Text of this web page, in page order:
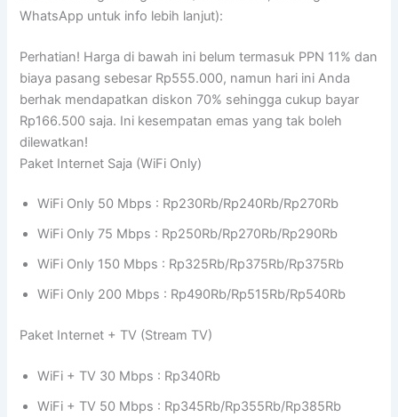
WhatsApp untuk info lebih lanjut):
Perhatian! Harga di bawah ini belum termasuk PPN 11% dan
biaya pasang sebesar Rp555.000, namun hari ini Anda
berhak mendapatkan diskon 70% sehingga cukup bayar
Rp166.500 saja. Ini kesempatan emas yang tak boleh
dilewatkan!
Paket Internet Saja (WiFi Only)
WiFi Only 50 Mbps : Rp230Rb/Rp240Rb/Rp270Rb
WiFi Only 75 Mbps : Rp250Rb/Rp270Rb/Rp290Rb
WiFi Only 150 Mbps : Rp325Rb/Rp375Rb/Rp375Rb
WiFi Only 200 Mbps : Rp490Rb/Rp515Rb/Rp540Rb
Paket Internet + TV (Stream TV)
WiFi + TV 30 Mbps : Rp340Rb
WiFi + TV 50 Mbps : Rp345Rb/Rp355Rb/Rp385Rb